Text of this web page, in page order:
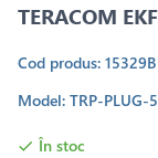
TERACOM EKF
Cod produs: 15329B
Model: TRP-PLUG-
În stoc